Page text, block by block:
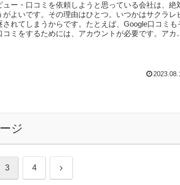
ュー・口コミを依頼しようと思っている会社は、絶
がよいです。その理由はひとつ。いつかはサクラレ
されてしまうからです。たとえば、Google口コミも
コミをするためには、アカウントが必要です。アカ
ジ
3 4 次